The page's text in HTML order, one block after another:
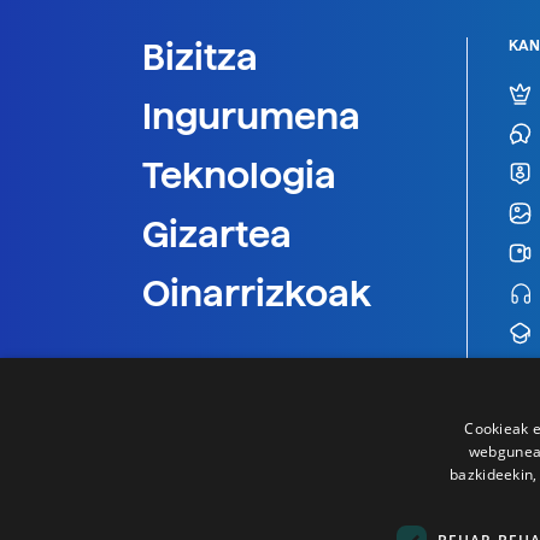
Bizitza
Ingurumena
Teknologia
Gizartea
Oinarrizkoak
Cookieak